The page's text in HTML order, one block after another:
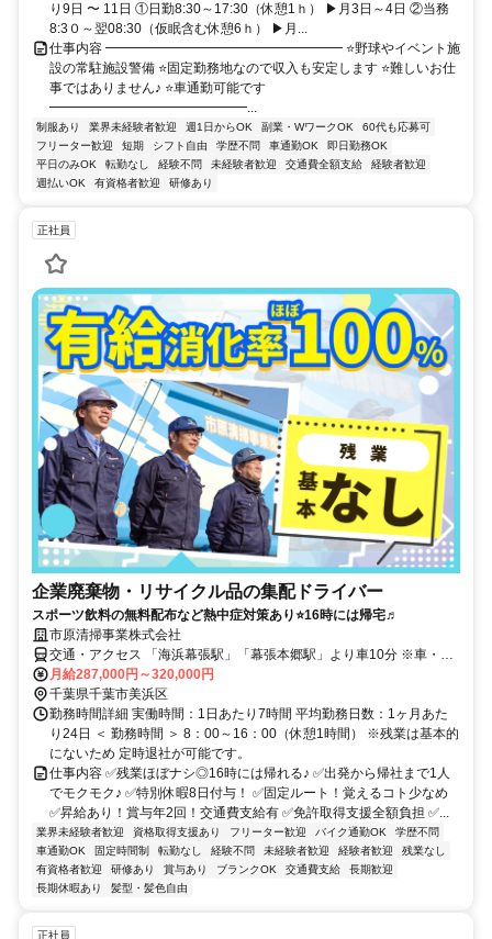
り9日 〜 11日 ①日勤8:30～17:30（休憩1ｈ） ▶月3日～4日 ②当務
8:3０～翌08:30（仮眠含む休憩6ｈ） ▶月...
仕事内容 ━━━━━━━━━━━━━━━━━━ ⭐野球やイベント施
設の常駐施設警備 ⭐固定勤務地なので収入も安定します ⭐難しいお仕
事ではありません♪ ⭐車通勤可能です
━━━━━━━━━━━━━━━...
制服あり 業界未経験者歓迎 週1日からOK 副業・WワークOK
60代も応募可
フリーター歓迎
短期 シフト自由 学歴不問 車通勤OK
即日勤務OK
平日のみOK
転勤なし 経験不問 未経験者歓迎 交通費全額支給
経験者歓迎
週払いOK
有資格者歓迎 研修あり
正社員
企業廃棄物・リサイクル品の集配ドライバー
スポーツ飲料の無料配布など熱中症対策あり⭐16時には帰宅♬
市原清掃事業株式会社
交通・アクセス 「海浜幕張駅」「幕張本郷駅」より車10分 ※車・バ
イク通勤OK ※千葉運転免許センター・浜田公園よりスグ
月給287,000円～320,000円
千葉県千葉市美浜区
勤務時間詳細 実働時間：1日あたり7時間 平均勤務日数：1ヶ月あた
り24日 ＜ 勤務時間 ＞ 8：00～16：00（休憩1時間） ※残業は基本的
にないため 定時退社が可能です。
仕事内容 ✅残業ほぼナシ◎16時には帰れる♪ ✅出発から帰社まで1人
でモクモク♪ ✅特別休暇8日付与！ ✅固定ルート！覚えるコト少なめ
✅昇給あり！賞与年2回！交通費支給有 ✅免許取得支援全額負担 ✅...
業界未経験者歓迎 資格取得支援あり フリーター歓迎 バイク通勤OK
学歴不問
車通勤OK
固定時間制 転勤なし 経験不問 未経験者歓迎 経験者歓迎
残業なし
有資格者歓迎
研修あり 賞与あり ブランクOK 交通費支給
長期歓迎
長期休暇あり
髪型・髪色自由
正社員